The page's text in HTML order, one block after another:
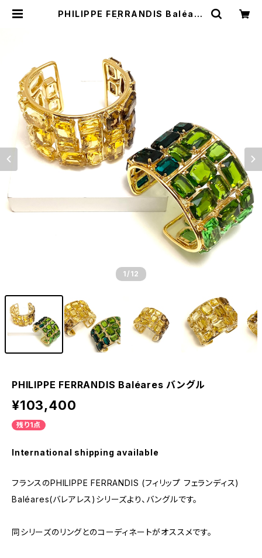
PHILIPPE FERRANDIS Baléare
1 /12
PHILIPPE FERRANDIS Baléares バングル
¥103,400
残り1点
International shipping available
フランスのPHILIPPE FERRANDIS (フィリップ フェランディス)
Baléares(バレアレス)シリーズより、バングルです。
同シリーズのリングとのコーディネートがオススメです。